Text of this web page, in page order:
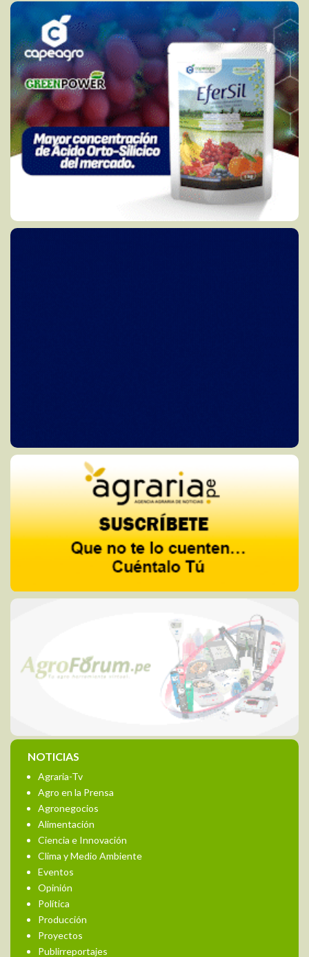
NOTICIAS
Agraria-Tv
Agro en la Prensa
Agronegocios
Alimentación
Ciencia e Innovación
Clima y Medio Ambiente
Eventos
Opinión
Política
Producción
Proyectos
Publirreportajes